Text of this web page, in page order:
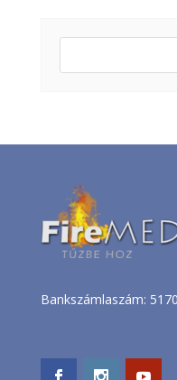
Keresés:
Bankszámlaszám: